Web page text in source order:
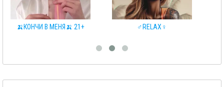
🍌КОНЧИ В МЕНЯ🍌 21+ ♂️RELAX♀️